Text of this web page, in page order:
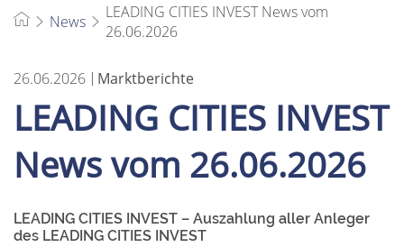
News
LEADING CITIES INVEST News vom
26.06.2026
26.06.2026 Marktberichte
LEADING CITIES INVEST
News vom 26.06.2026
LEADING CITIES INVEST – Auszahlung aller Anleger
des LEADING CITIES INVEST